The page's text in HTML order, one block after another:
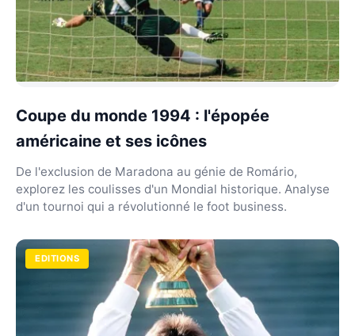
Coupe du monde 1994 : l'épopée
américaine et ses icônes
De l'exclusion de Maradona au génie de Romário,
explorez les coulisses d'un Mondial historique. Analyse
d'un tournoi qui a révolutionné le foot business.
EDITIONS